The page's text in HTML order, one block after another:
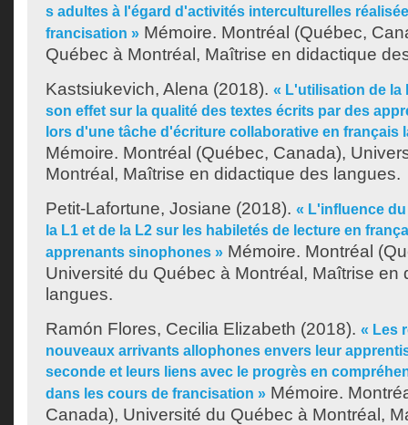
s adultes à l'égard d'activités interculturelles
francisation » Mémoire. Montréal (Québec,
Québec à Montréal, Maîtrise en didactique
Kastsiukevich, Alena (2018). « L'utilisation de la
son effet sur la qualité des textes écrits par des
lors d'une tâche d'écriture collaborative en français
Mémoire. Montréal (Québec, Canada),
Montréal, Maîtrise en didactique des langues.
Petit-Lafortune, Josiane (2018). « L'influence
la L1 et de la L2 sur les habiletés de lecture en
apprenants sinophones » Mémoire. Montréal
Université du Québec à Montréal, Maîtrise en
langues.
Ramón Flores, Cecilia Elizabeth (2018). « Les
nouveaux arrivants allophones envers leur
seconde et leurs liens avec le progrès en
dans les cours de francisation » Mémoire.
Canada), Université du Québec à Montréal,